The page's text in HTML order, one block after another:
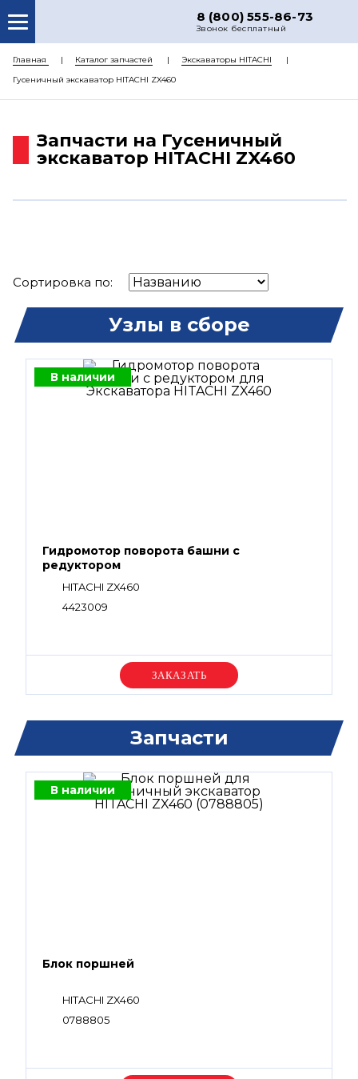
8 (800) 555-86-73
Звонок бесплатный
О НАС
КАТАЛОГ ЗАПЧАСТЕЙ
ДОСТАВКА
Главная Каталог запчастей
Экскаваторы HITACHI
Гусеничный экскаватор HITACHI ZX460
Запчасти на Гусеничный
экскаватор HITACHI ZX460
Сортировка по:
Узлы в сборе
В наличии
Гидромотор поворота башни с
редуктором
HITACHI ZX460
4423009
Уточняйте цену
Запчасти
В наличии
Блок поршней
HITACHI ZX460
0788805